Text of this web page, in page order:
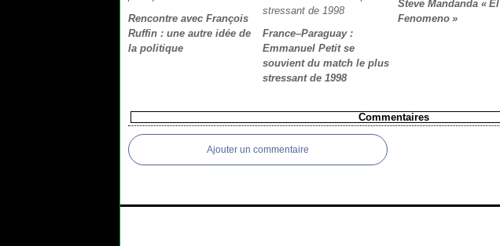
Rencontre avec François
Ruffin : une autre idée de
la politique
France–Paraguay :
Emmanuel Petit se
souvient du match le plus
stressant de 1998
Steve Mandanda « El
Fenomeno »
Commentaires
Ajouter un commentaire